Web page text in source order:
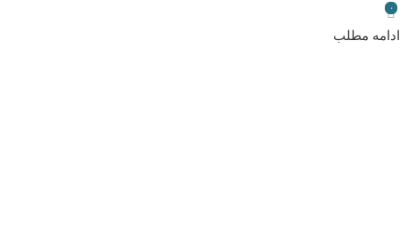
۰
ادامه مطلب